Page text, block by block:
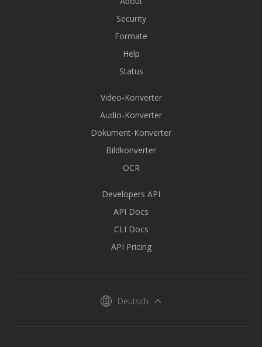
Security
Formate
Help
Status
Video-Konverter
Audio-Konverter
Dokument-Konverter
Bildkonverter
OCR
Developers API
API Docs
CLI Docs
API Pricing
Deutsch